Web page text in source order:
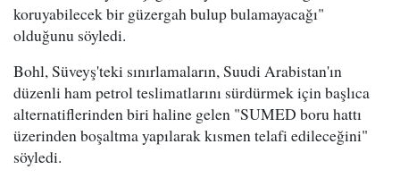
koruyabilecek bir güzergah bulup bulamayacağı"
olduğunu söyledi.
Bohl, Süveyş'teki sınırlamaların, Suudi Arabistan'ın
düzenli ham petrol teslimatlarını sürdürmek için başlıca
alternatiflerinden biri haline gelen "SUMED boru hattı
üzerinden boşaltma yapılarak kısmen telafi edileceğini"
söyledi.